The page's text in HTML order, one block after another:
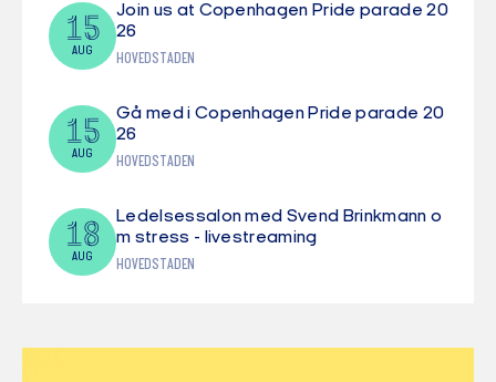
15
AUG
Join us at Copenhagen Pride parade 20
26
HOVEDSTADEN
15
AUG
Gå med i Copenhagen Pride parade 20
26
HOVEDSTADEN
18
AUG
Ledelsessalon med Svend Brinkmann o
m stress - livestreaming
HOVEDSTADEN